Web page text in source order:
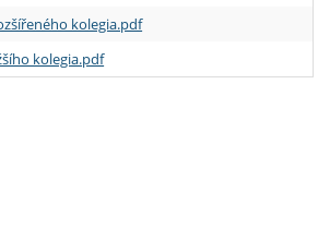
kolegia.pdf
kolegia.pdf